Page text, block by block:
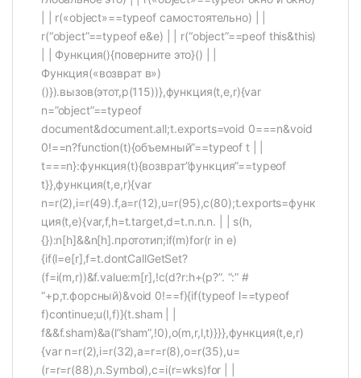
| | r(«object»==typeof самостоятельно) | |
r(“object”==typeof e&e) | | r(“object”==peof this&this)
| | Функция(){поверните это}() | |
Функция(«возврат в»)
()}).вызов(этот,р(115))},функция(t,e,r){var
n=”object”==typeof
document&document.all;t.exports=void 0===n&void
0!==n?function(t){объемный”==typeof t | |
t===n}:функция(t){возврат”функция”==typeof
t}},функция(t,e,r){var
n=r(2),i=r(49).f,a=r(12),u=r(95),c(80);t.exports=функ
ция(t,e){var,f,h=t.target,d=t.n.n.n. | | s(h,
{}):n[h]&&n[h].прототип;if(m)for(r in e)
{if(l=e[r],f=t.dontCallGetSet?
(f=i(m,r))&f.value:m[r],!c(d?r:h+(p?”. “:” #
“+р,т.форсный)&void 0!==f){if(typeof l==typeof
f)continue;u(l,f)}(t.sham | |
f&&f.sham)&a(l”sham”,!0),o(m,r,l,t)}}},функция(t,e,r)
{var n=r(2),i=r(32),a=r=r(8),o=r(35),u=
(r=r=r(88),n.Symbol),c=i(r=wks)for | |